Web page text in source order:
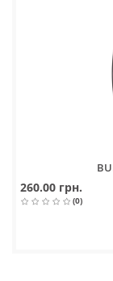
260.00 грн.
(0)